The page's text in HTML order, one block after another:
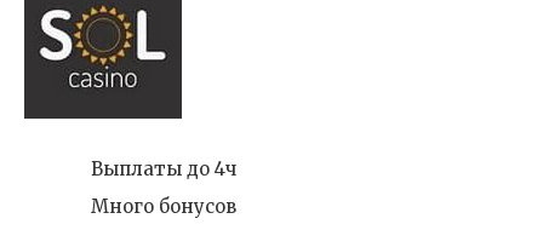
Выплаты до 4ч
Много бонусов